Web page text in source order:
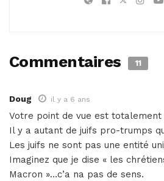
Commentaires 11
Doug il y a 6 ans
Votre point de vue est totalement
Il y a autant de juifs pro-trumps
Les juifs ne sont pas une entité
Imaginez que je dise « les
Macron »…c’a na pas de sens.